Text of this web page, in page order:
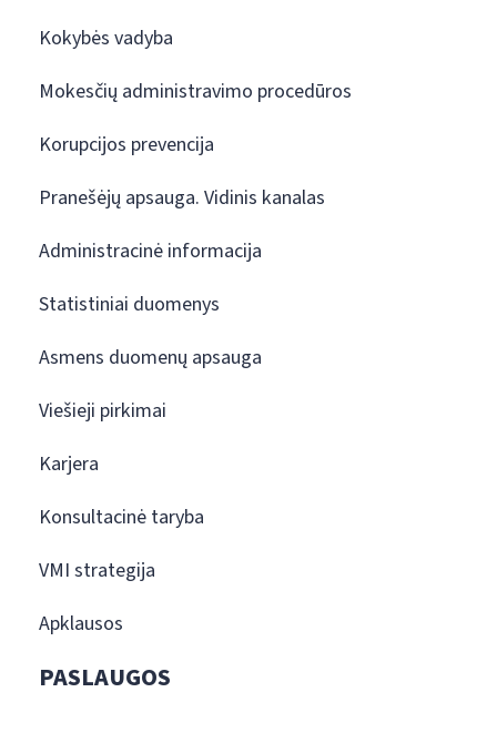
Kokybės vadyba
Mokesčių administravimo procedūros
Korupcijos prevencija
Pranešėjų apsauga. Vidinis kanalas
Administracinė informacija
Statistiniai duomenys
Asmens duomenų apsauga
Viešieji pirkimai
Karjera
Konsultacinė taryba
VMI strategija
Apklausos
PASLAUGOS